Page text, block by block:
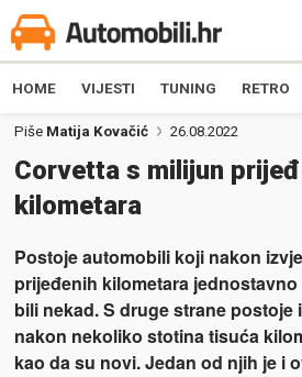
HOME VIJESTI TUNING RETRO
Piše Matija Kovačić 26.08.2022
Corvetta s milijun
kilometara
Postoje automobili koji nakon
prijeđenih kilometara
bili nekad. S druge strane
nakon nekoliko stotina tisuća
kao da su novi. Jedan od njih je i